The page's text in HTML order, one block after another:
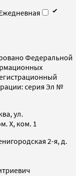
Федеральной
серия Эл №
ул.
X, ком. 1
2-я, д.